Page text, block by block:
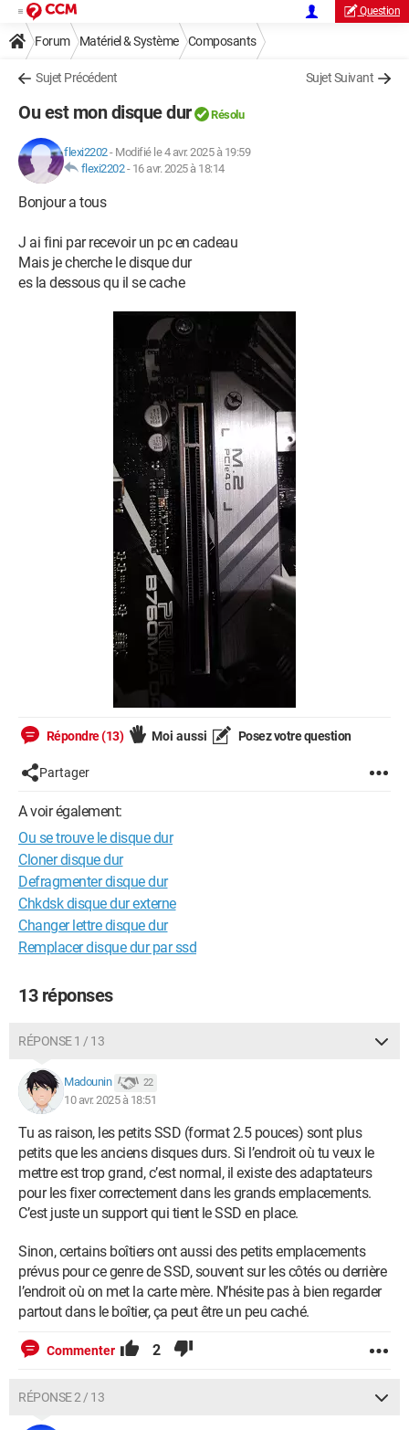
Question
Forum Matériel & Système Composants
Sujet Précédent Sujet Suivant
Ou est mon disque dur Résolu
flexi2202- Modifié le 4 avr. 2025 à 19:59
flexi2202- 16 avr. 2025 à 18:14
Bonjour a tous
J ai fini par recevoir un pc en cadeau
Mais je cherche le disque dur
es la dessous qu il se cache
Répondre (13) Moi aussi Posez votre question
Partager
A voir également:
Ou se trouve le disque dur
Cloner disque dur
Defragmenter disque dur
Chkdsk disque dur externe
Changer lettre disque dur
Remplacer disque dur par ssd
13 réponses
RÉPONSE 1 / 13
Madounin 22
10 avr. 2025 à 18:51
Tu as raison, les petits SSD (format 2.5 pouces) sont plus
petits que les anciens disques durs. Si l’endroit où tu veux le
mettre est trop grand, c’est normal, il existe des adaptateurs
pour les fixer correctement dans les grands emplacements.
C’est juste un support qui tient le SSD en place.
Sinon, certains boîtiers ont aussi des petits emplacements
prévus pour ce genre de SSD, souvent sur les côtés ou derrière
l’endroit où on met la carte mère. N’hésite pas à bien regarder
partout dans le boîtier, ça peut être un peu caché.
Commenter 2
RÉPONSE 2 / 13